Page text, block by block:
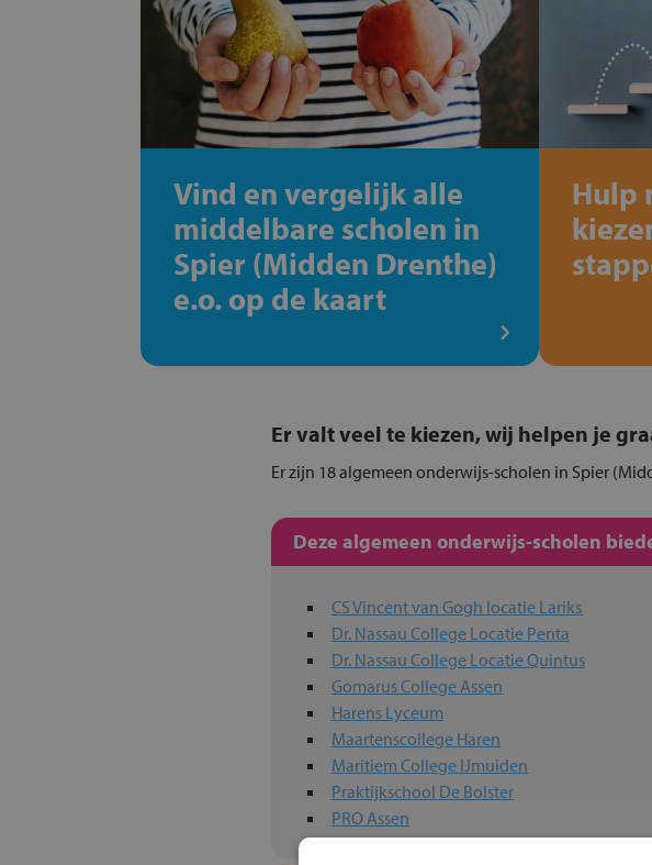
Vind en vergelijk alle
middelbare scholen in
Spier (Midden Drenthe)
e.o. op de kaart
Hulp
Er valt veel te kiezen, wij helpen je
Er zijn 18 algemeen onderwijs-scholen in Spier
Deze algemeen onderwijs-scholen
CS Vincent van Gogh locatie Lariks
Dr. Nassau College Locatie Penta
Dr. Nassau College Locatie Quintus
Gomarus College Assen
Harens Lyceum
Maartenscollege Haren
Maritiem College IJmuiden
Praktijkschool De Bolster
PRO Assen